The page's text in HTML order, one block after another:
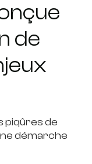
de
piqûres de
démarche